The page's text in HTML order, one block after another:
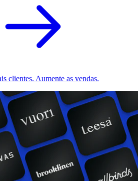
clientes. Aumente as vendas.